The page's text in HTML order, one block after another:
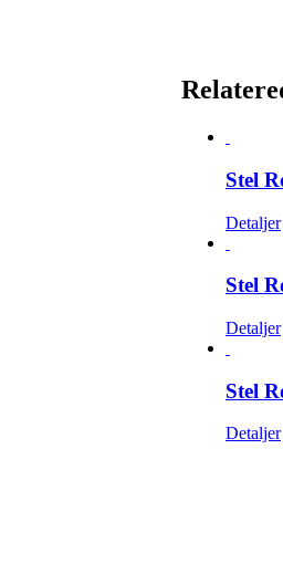
Stel
Detaljer
Stel
Detaljer
Stel
Detaljer